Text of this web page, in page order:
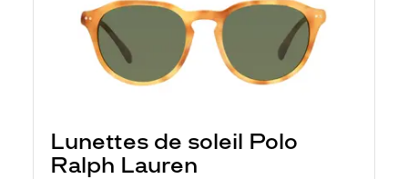
Lunettes de soleil Polo
Ralph Lauren